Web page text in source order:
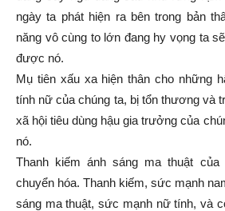
ngày ta phát hiện ra bên trong bản
năng vô cùng to lớn đang hy vọng ta
được nó.
Mụ tiên xấu xa hiện thân cho những
tính nữ của chúng ta, bị tổn thương và
xã hội tiêu dùng hậu gia trưởng của
nó.
Thanh kiếm ánh sáng ma thuật
chuyển hóa. Thanh kiếm, sức mạnh
sáng ma thuật, sức mạnh nữ tính, và